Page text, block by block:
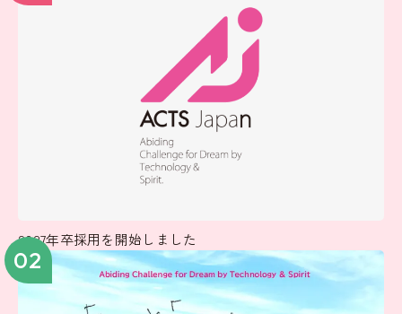
2027年卒採用を開始しました
02